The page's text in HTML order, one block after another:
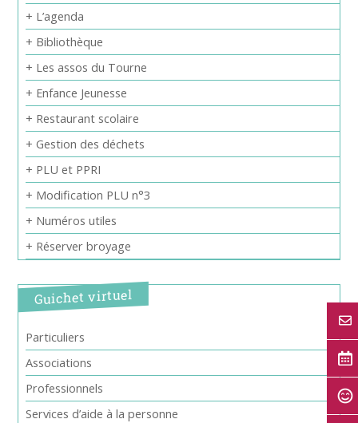
+ L’agenda
+ Bibliothèque
+ Les assos du Tourne
+ Enfance Jeunesse
+ Restaurant scolaire
+ Gestion des déchets
+ PLU et PPRI
+ Modification PLU n°3
+ Numéros utiles
+ Réserver broyage
Guichet virtuel
Particuliers
Associations
Professionnels
Services d’aide à la personne